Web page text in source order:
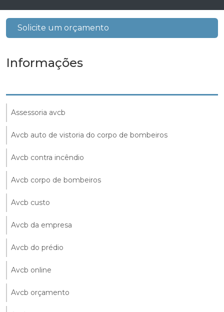
Solicite um orçamento
Informações
Assessoria avcb
Avcb auto de vistoria do corpo de bombeiros
Avcb contra incêndio
Avcb corpo de bombeiros
Avcb custo
Avcb da empresa
Avcb do prédio
Avcb online
Avcb orçamento